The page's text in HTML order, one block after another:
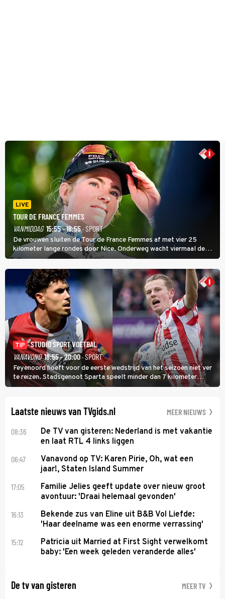
LIVE
TOUR DE FRANCE FEMMES
VANMIDDAG 15:55 - 18:55· SPORT
De vrouwen sluiten de Tour de France Femmes af met vier 25
kilometer lange rondes door Nice. Onderweg wacht viermaal de
zware Col d'Èze. Aan de finish op de Promenade des Anglais krijgt
de eindwinnaar de laatste gele trui.
TIP
STUDIO SPORT VOETBAL
VANAVOND 18:55 - 20:00· SPORT
Feyenoord hoeft voor de eerste wedstrijd van het seizoen niet ver
te reizen. Stadsgenoot Sparta speelt minder dan 7 kilometer
verderop. Feyenoord trok de Spaanse spits Nacho Ferri aan van
Laatste nieuws van TVgids.nl MEER NIEUWS
08:36
De TV van gisteren: Nederland is met vakantie
en laat RTL 4 links liggen
06:47
Vanavond op TV: Karen Pirie, Oh, wat een
jaar!, Staten Island Summer
17:05
Familie Jelies geeft update over nieuw groot
avontuur: 'Draai helemaal gevonden'
16:13
Bekende zus van Eline uit B&B Vol Liefde:
'Haar deelname was een enorme verrassing'
15:12
Patricia uit Married at First Sight verwelkomt
baby: 'Een week geleden veranderde alles'
De tv van gisteren MEER TV